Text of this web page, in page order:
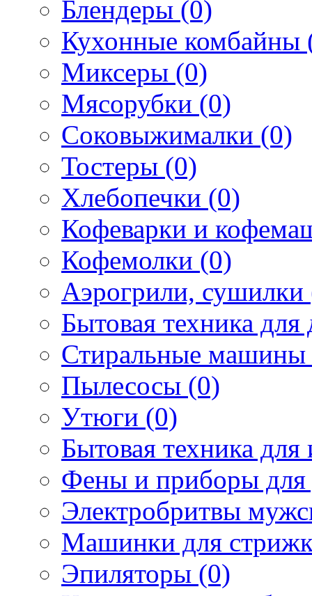
Блендеры (0)
Кухонные комбайны
Миксеры (0)
Мясорубки (0)
Соковыжималки (0)
Тостеры (0)
Хлебопечки (0)
Кофеварки и
Кофемолки (0)
Аэрогрили, сушилки
Бытовая техника
Стиральные машины
Пылесосы (0)
Утюги (0)
Бытовая техника
Фены и приборы для
Электробритвы
Машинки для
Эпиляторы (0)